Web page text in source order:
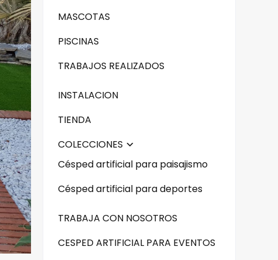
MASCOTAS
PISCINAS
TRABAJOS REALIZADOS
INSTALACION
TIENDA
COLECCIONES
Césped artificial para paisajismo
Césped artificial para deportes
TRABAJA CON NOSOTROS
CESPED ARTIFICIAL PARA EVENTOS